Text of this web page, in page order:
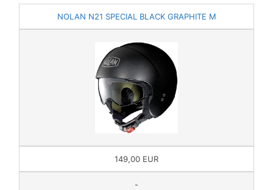
NOLAN N21 SPECIAL BLACK GRAPHITE M
149,00 EUR
-